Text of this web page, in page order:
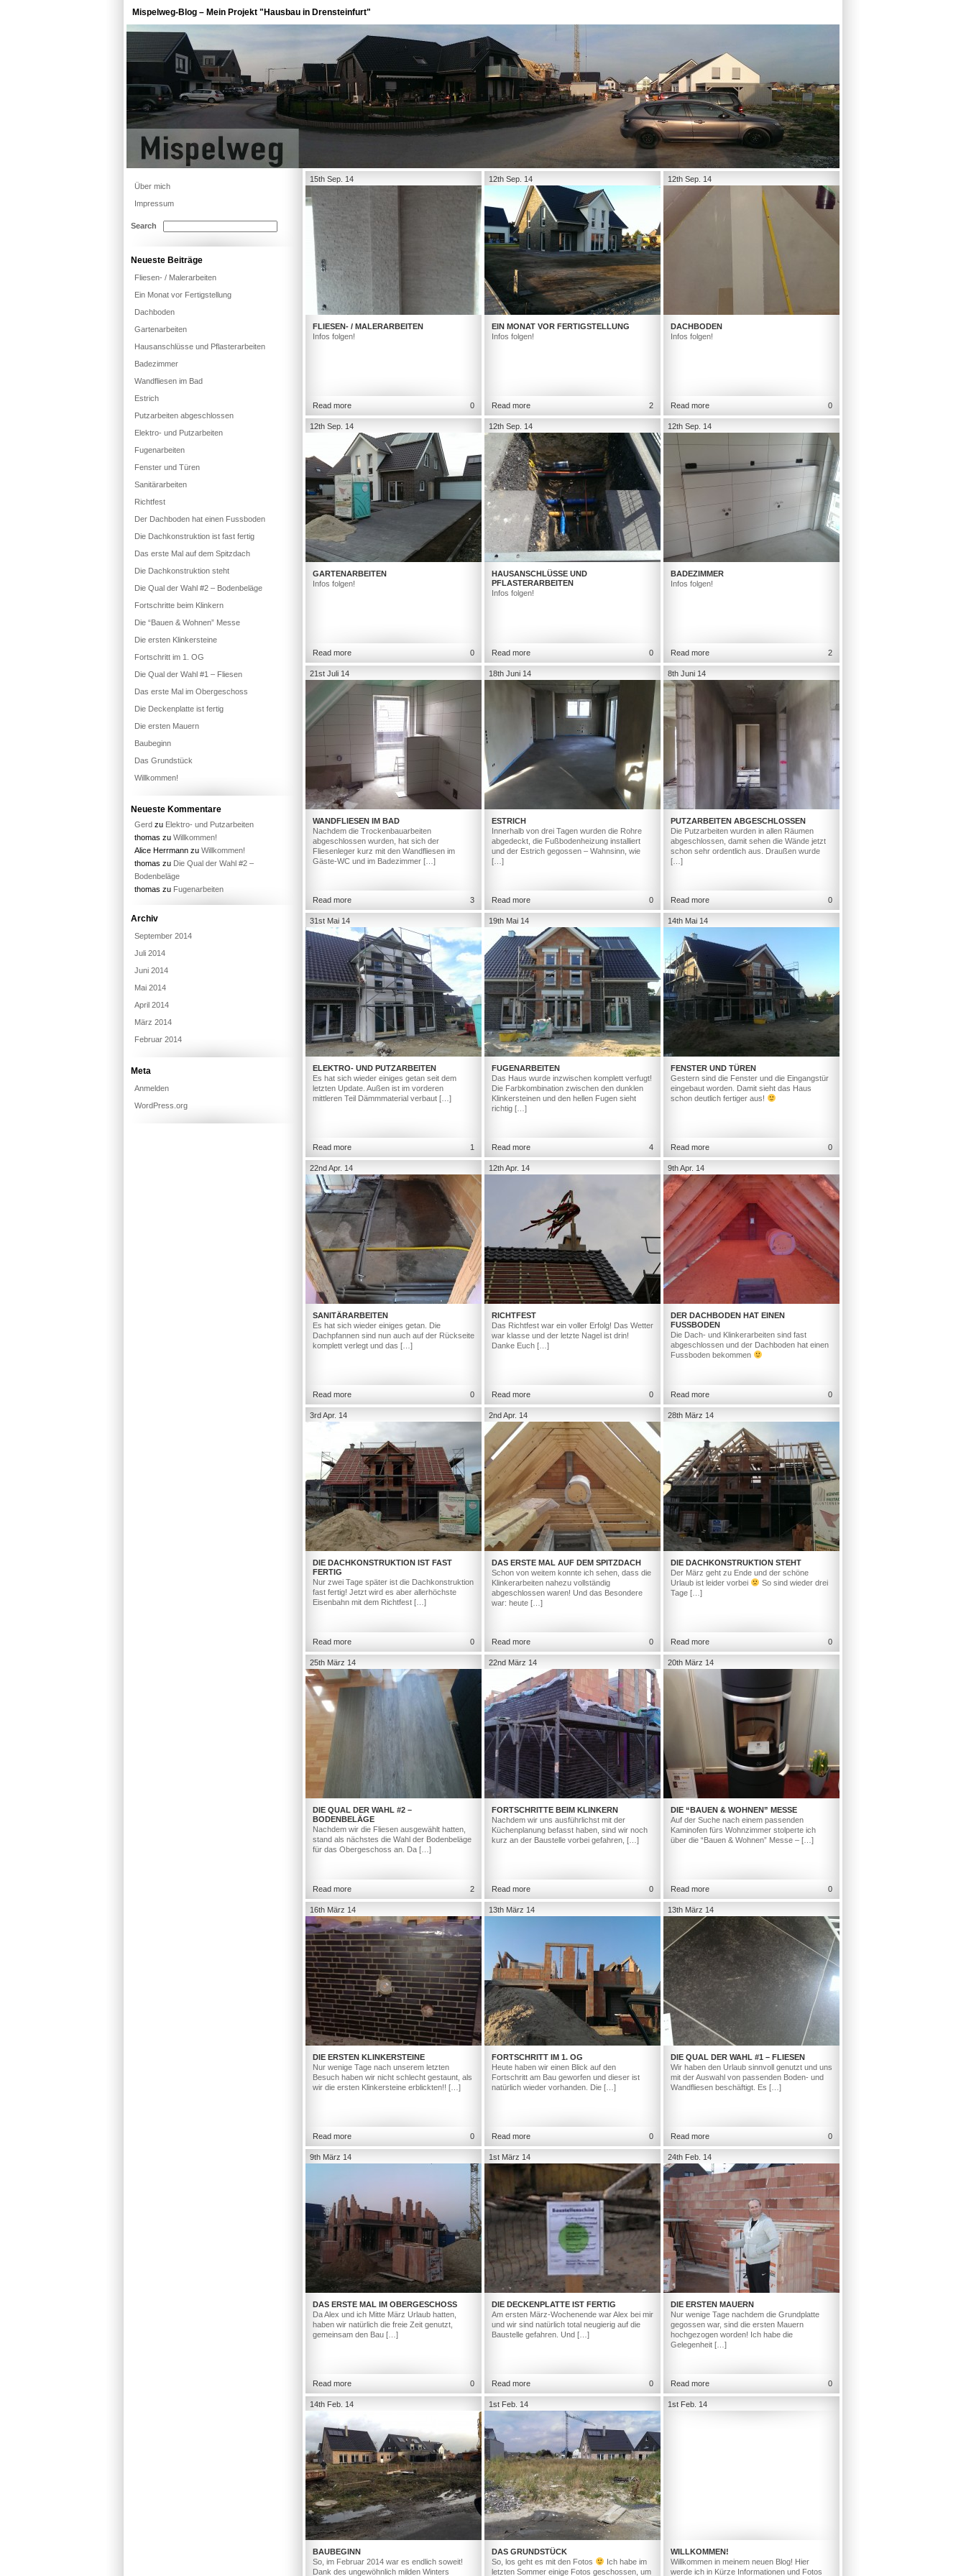
Mispelweg-Blog – Mein Projekt "Hausbau in Drensteinfurt"
15th Sep. 14
FLIESEN- / MALERARBEITEN
Infos folgen!
Read more 0
12th Sep. 14
EIN MONAT VOR FERTIGSTELLUNG
Infos folgen!
Read more 2
12th Sep. 14
DACHBODEN
Infos folgen!
Read more 0
12th Sep. 14
GARTENARBEITEN
Infos folgen!
Read more 0
12th Sep. 14
HAUSANSCHLÜSSE UND
PFLASTERARBEITEN
Infos folgen!
Read more 0
12th Sep. 14
BADEZIMMER
Infos folgen!
Read more 2
21st Juli 14
WANDFLIESEN IM BAD
Nachdem die Trockenbauarbeiten
abgeschlossen wurden, hat sich der
Fliesenleger kurz mit den Wandfliesen im
Gäste-WC und im Badezimmer […]
Read more 3
18th Juni 14
ESTRICH
Innerhalb von drei Tagen wurden die Rohre
abgedeckt, die Fußbodenheizung installiert
und der Estrich gegossen – Wahnsinn, wie
[…]
Read more 0
8th Juni 14
PUTZARBEITEN ABGESCHLOSSEN
Die Putzarbeiten wurden in allen Räumen
abgeschlossen, damit sehen die Wände jetzt
schon sehr ordentlich aus. Draußen wurde
[…]
Read more 0
31st Mai 14
ELEKTRO- UND PUTZARBEITEN
Es hat sich wieder einiges getan seit dem
letzten Update. Außen ist im vorderen
mittleren Teil Dämmmaterial verbaut […]
Read more 1
19th Mai 14
FUGENARBEITEN
Das Haus wurde inzwischen komplett verfugt!
Die Farbkombination zwischen den dunklen
Klinkersteinen und den hellen Fugen sieht
richtig […]
Read more 4
14th Mai 14
FENSTER UND TÜREN
Gestern sind die Fenster und die Eingangstür
eingebaut worden. Damit sieht das Haus
schon deutlich fertiger aus!
Read more 0
22nd Apr. 14
SANITÄRARBEITEN
Es hat sich wieder einiges getan. Die
Dachpfannen sind nun auch auf der Rückseite
komplett verlegt und das […]
Read more 0
12th Apr. 14
RICHTFEST
Das Richtfest war ein voller Erfolg! Das Wetter
war klasse und der letzte Nagel ist drin!
Danke Euch […]
Read more 0
9th Apr. 14
DER DACHBODEN HAT EINEN
FUSSBODEN
Die Dach- und Klinkerarbeiten sind fast
abgeschlossen und der Dachboden hat einen
Fussboden bekommen
Read more 0
3rd Apr. 14
DIE DACHKONSTRUKTION IST FAST
FERTIG
Nur zwei Tage später ist die Dachkonstruktion
fast fertig! Jetzt wird es aber allerhöchste
Eisenbahn mit dem Richtfest […]
Read more 0
2nd Apr. 14
DAS ERSTE MAL AUF DEM SPITZDACH
Schon von weitem konnte ich sehen, dass die
Klinkerarbeiten nahezu vollständig
abgeschlossen waren! Und das Besondere
war: heute […]
Read more 0
28th März 14
DIE DACHKONSTRUKTION STEHT
Der März geht zu Ende und der schöne
Urlaub ist leider vorbei
So sind wieder drei
Tage […]
Read more 0
25th März 14
DIE QUAL DER WAHL #2 –
BODENBELÄGE
Nachdem wir die Fliesen ausgewählt hatten,
stand als nächstes die Wahl der Bodenbeläge
für das Obergeschoss an. Da […]
Read more 2
22nd März 14
FORTSCHRITTE BEIM KLINKERN
Nachdem wir uns ausführlichst mit der
Küchenplanung befasst haben, sind wir noch
kurz an der Baustelle vorbei gefahren, […]
Read more 0
20th März 14
DIE “BAUEN & WOHNEN” MESSE
Auf der Suche nach einem passenden
Kaminofen fürs Wohnzimmer stolperte ich
über die “Bauen & Wohnen” Messe – […]
Read more 0
16th März 14
DIE ERSTEN KLINKERSTEINE
Nur wenige Tage nach unserem letzten
Besuch haben wir nicht schlecht gestaunt, als
wir die ersten Klinkersteine erblickten!! […]
Read more 0
13th März 14
FORTSCHRITT IM 1. OG
Heute haben wir einen Blick auf den
Fortschritt am Bau geworfen und dieser ist
natürlich wieder vorhanden. Die […]
Read more 0
13th März 14
DIE QUAL DER WAHL #1 – FLIESEN
Wir haben den Urlaub sinnvoll genutzt und uns
mit der Auswahl von passenden Boden- und
Wandfliesen beschäftigt. Es […]
Read more 0
9th März 14
DAS ERSTE MAL IM OBERGESCHOSS
Da Alex und ich Mitte März Urlaub hatten,
haben wir natürlich die freie Zeit genutzt,
gemeinsam den Bau […]
Read more 0
1st März 14
DIE DECKENPLATTE IST FERTIG
Am ersten März-Wochenende war Alex bei mir
und wir sind natürlich total neugierig auf die
Baustelle gefahren. Und […]
Read more 0
24th Feb. 14
DIE ERSTEN MAUERN
Nur wenige Tage nachdem die Grundplatte
gegossen war, sind die ersten Mauern
hochgezogen worden! Ich habe die
Gelegenheit […]
Read more 0
14th Feb. 14
BAUBEGINN
So, im Februar 2014 war es endlich soweit!
Dank des ungewöhnlich milden Winters
1st Feb. 14
DAS GRUNDSTÜCK
So, los geht es mit den Fotos
Ich habe im
letzten Sommer einige Fotos geschossen, um
1st Feb. 14
WILLKOMMEN!
Willkommen in meinem neuen Blog! Hier
werde ich in Kürze Informationen und Fotos
Über mich
Impressum
Search
Neueste Beiträge
Fliesen- / Malerarbeiten
Ein Monat vor Fertigstellung
Dachboden
Gartenarbeiten
Hausanschlüsse und Pflasterarbeiten
Badezimmer
Wandfliesen im Bad
Estrich
Putzarbeiten abgeschlossen
Elektro- und Putzarbeiten
Fugenarbeiten
Fenster und Türen
Sanitärarbeiten
Richtfest
Der Dachboden hat einen Fussboden
Die Dachkonstruktion ist fast fertig
Das erste Mal auf dem Spitzdach
Die Dachkonstruktion steht
Die Qual der Wahl #2 – Bodenbeläge
Fortschritte beim Klinkern
Die “Bauen & Wohnen” Messe
Die ersten Klinkersteine
Fortschritt im 1. OG
Die Qual der Wahl #1 – Fliesen
Das erste Mal im Obergeschoss
Die Deckenplatte ist fertig
Die ersten Mauern
Baubeginn
Das Grundstück
Willkommen!
Neueste Kommentare
Gerd zu Elektro- und Putzarbeiten
thomas zu Willkommen!
Alice Herrmann zu Willkommen!
thomas zu Die Qual der Wahl #2 –
Bodenbeläge
thomas zu Fugenarbeiten
Archiv
September 2014
Juli 2014
Juni 2014
Mai 2014
April 2014
März 2014
Februar 2014
Meta
Anmelden
WordPress.org